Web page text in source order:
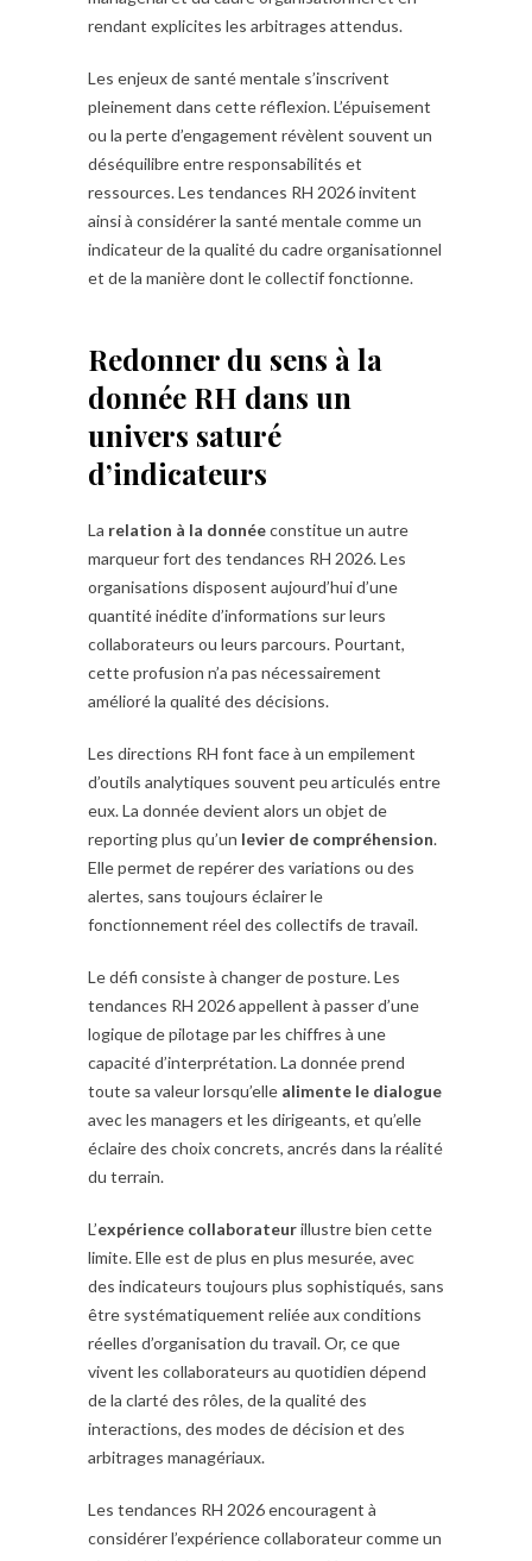
rendant explicites les arbitrages attendus.
Les enjeux de santé mentale s’inscrivent
pleinement dans cette réflexion. L’épuisement
ou la perte d’engagement révèlent souvent un
déséquilibre entre responsabilités et
ressources. Les tendances RH 2026 invitent
ainsi à considérer la santé mentale comme un
indicateur de la qualité du cadre organisationnel
et de la manière dont le collectif fonctionne.
Redonner du sens à la
donnée RH dans un
univers saturé
d’indicateurs
La relation à la donnéeconstitue un autre
marqueur fort des tendances RH 2026. Les
organisations disposent aujourd’hui d’une
quantité inédite d’informations sur leurs
collaborateurs ou leurs parcours. Pourtant,
cette profusion n’a pas nécessairement
amélioré la qualité des décisions.
Les directions RH font face à un empilement
d’outils analytiques souvent peu articulés entre
eux. La donnée devient alors un objet de
reporting plus qu’un levier de compréhension.
Elle permet de repérer des variations ou des
alertes, sans toujours éclairer le
fonctionnement réel des collectifs de travail.
Le défi consiste à changer de posture. Les
tendances RH 2026 appellent à passer d’une
logique de pilotage par les chiffres à une
capacité d’interprétation. La donnée prend
toute sa valeur lorsqu’elle alimente le dialogue
avec les managers et les dirigeants, et qu’elle
éclaire des choix concrets, ancrés dans la réalité
du terrain.
L’expérience collaborateurillustre bien cette
limite. Elle est de plus en plus mesurée, avec
des indicateurs toujours plus sophistiqués, sans
être systématiquement reliée aux conditions
réelles d’organisation du travail. Or, ce que
vivent les collaborateurs au quotidien dépend
de la clarté des rôles, de la qualité des
interactions, des modes de décision et des
arbitrages managériaux.
Les tendances RH 2026 encouragent à
considérer l’expérience collaborateur comme un